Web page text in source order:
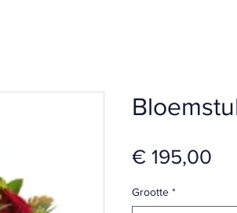
€ 195,00
Grootte *